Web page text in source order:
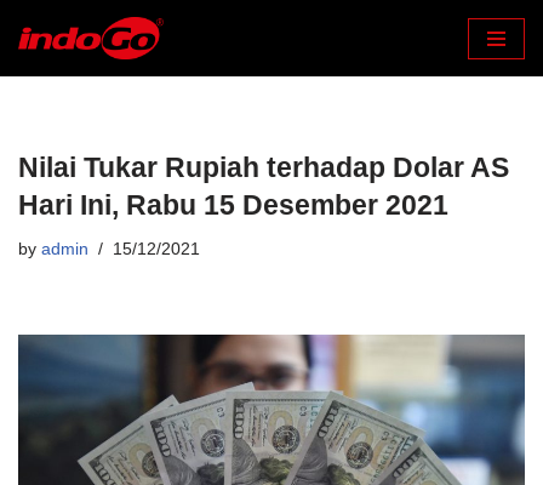
Nilai Tukar Rupiah terhadap Dolar AS
Hari Ini, Rabu 15 Desember 2021
by admin 15/12/2021